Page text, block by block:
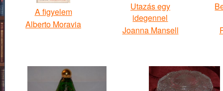
A figyelem
Alberto Moravia
Utazás egy
idegennel
Joanna Mansell